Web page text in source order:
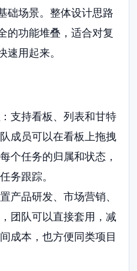
础场景。整体设计思路
的功能堆叠，适合对复
速用起来。
：支持看板、列表和甘特
成员可以在看板上拖拽
个任务的归属和状态，
务跟踪。
置产品研发、市场营销、
团队可以直接套用，减
成本，也方便同类项目